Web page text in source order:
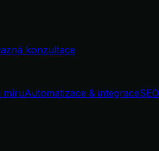
konzultace
míruAutomatizace & integraceSEO